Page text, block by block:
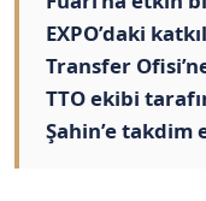
EXPO’daki
Transfer
TTO ekibi
Şahin’e takdim